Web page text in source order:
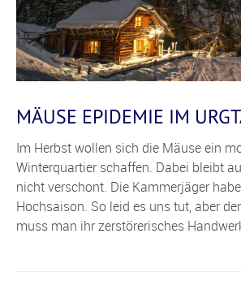
MÄUSE EPIDEMIE IM
Im Herbst wollen sich die Mäuse ein
Winterquartier schaffen. Dabei bleibt
nicht verschont. Die Kammerjäger
Hochsaison. So leid es uns tut, aber
muss man ihr zerstörerisches